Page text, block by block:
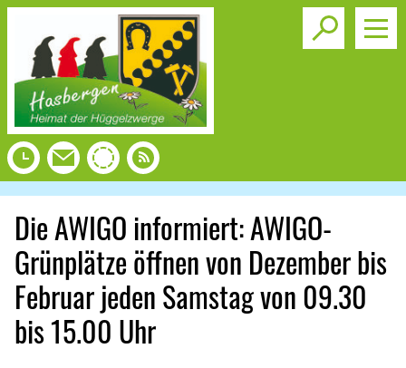
Toggle
Die AWIGO informiert: AWIGO-
Grünplätze öffnen von Dezember bis
Februar jeden Samstag von 09.30
bis 15.00 Uhr